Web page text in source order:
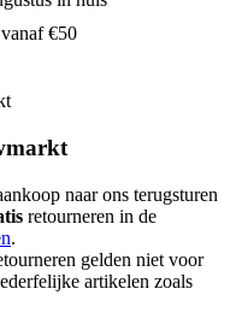
€50
naar ons terugsturen
retourneren in de
.
gelden niet voor
artikelen zoals